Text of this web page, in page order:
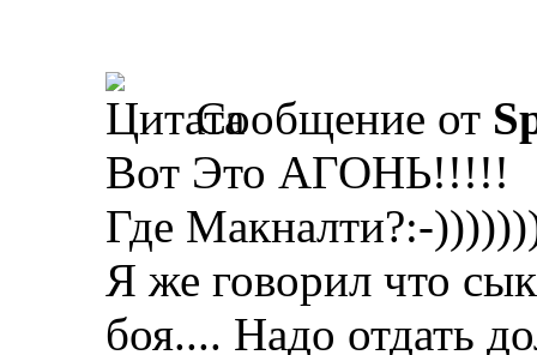
Сообщение от
Вот Это АГОНЬ!!!!!
Где Макналти?:-
Я же говорил что
боя.... Надо отдать